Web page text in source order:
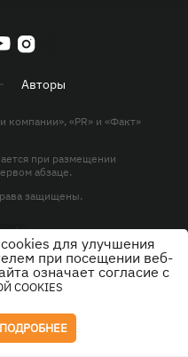
Авторы
компании», «PR» и «Факт»
при размещении
абзаце.
защищены.
для улучшения
при посещении веб-
означает согласие с
COOKIES
ПОДРОБНЕЕ